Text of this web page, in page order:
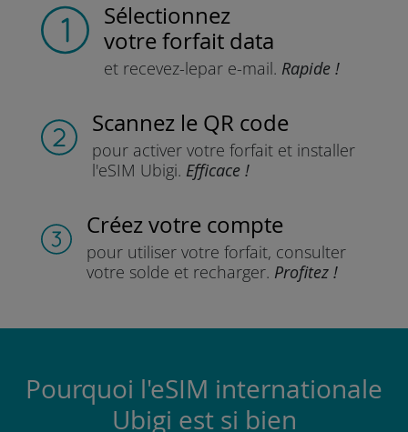
Sélectionnez
votre forfait data
et recevez-lepar e-mail. Rapide !
Scannez le QR code
pour activer votre forfaitet installer
l'eSIM Ubigi. Efficace !
Créez votre compte
pour utiliser votre forfait, consulter
votre solde et recharger. Profitez !
Pourquoi l'eSIM internationale
Ubigi est si bien